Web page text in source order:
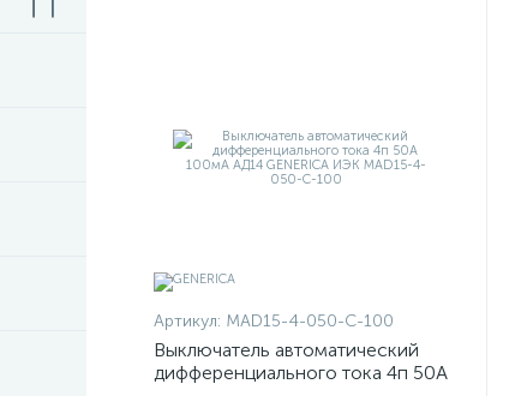
Артикул: MAD15-4-050-C-100
Выключатель автоматический
дифференциального тока 4п 50А